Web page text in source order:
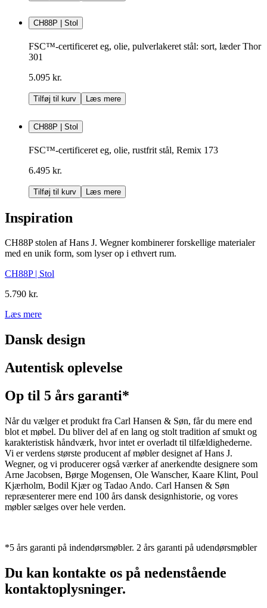
CH88P | Stol
FSC™-certificeret eg, olie, pulverlakeret stål: sort, læder Thor
301
5.095 kr.
Tilføj til kurv Læs mere
CH88P | Stol
FSC™-certificeret eg, olie, rustfrit stål, Remix 173
6.495 kr.
Tilføj til kurv Læs mere
Inspiration
CH88P stolen af Hans J. Wegner kombinerer forskellige materialer
med en unik form, som lyser op i ethvert rum.
CH88P | Stol
5.790 kr.
Læs mere
Dansk design
Autentisk oplevelse
Op til 5 års garanti*
Når du vælger et produkt fra Carl Hansen & Søn, får du mere end
blot et møbel. Du bliver del af en lang og stolt tradition af smukt og
karakteristisk håndværk, hvor intet er overladt til tilfældighederne.
Vi er verdens største producent af møbler designet af Hans J.
Wegner, og vi producerer også værker af anerkendte designere som
Arne Jacobsen, Børge Mogensen, Ole Wanscher, Kaare Klint, Poul
Kjærholm, Bodil Kjær og Tadao Ando. Carl Hansen & Søn
repræsenterer mere end 100 års dansk designhistorie, og vores
møbler sælges over hele verden.
*5 års garanti på indendørsmøbler. 2 års garanti på udendørsmøbler
Du kan kontakte os på nedenstående
kontaktoplysninger.